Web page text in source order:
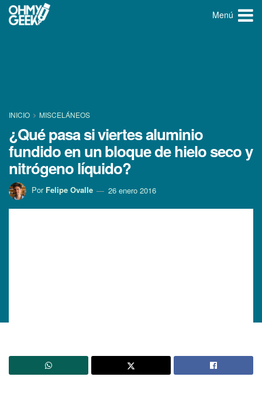
Menú
INICIO MISCELÁNEOS
¿Qué pasa si viertes aluminio
fundido en un bloque de hielo seco y
nitrógeno lí­quido?
Por Felipe Ovalle 26 enero 2016